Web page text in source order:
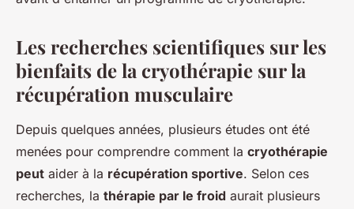
Les recherches scientifiques sur les
bienfaits de la cryothérapie sur la
récupération musculaire
Depuis quelques années, plusieurs études ont été
menées pour comprendre comment la cryothérapie
peut aider à la récupération sportive. Selon ces
recherches, la thérapie par le froid aurait plusieurs